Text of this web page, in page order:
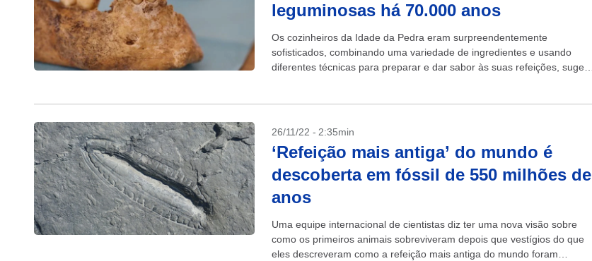
leguminosas há 70.000 anos
Os cozinheiros da Idade da Pedra eram surpreendentemente
sofisticados, combinando uma variedade de ingredientes e usando
diferentes técnicas para preparar e dar sabor às suas refeições, sugere
26/11/22 - 2:35min
‘Refeição mais antiga’ do mundo é
descoberta em fóssil de 550 milhões de
anos
Uma equipe internacional de cientistas diz ter uma nova visão sobre
como os primeiros animais sobreviveram depois que vestígios do que
eles descreveram como a refeição mais antiga do mundo foram